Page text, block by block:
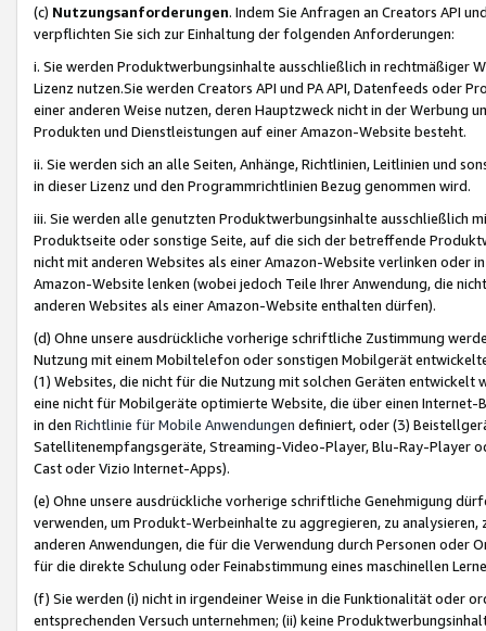
(c) Nutzungsanforderungen. Indem Sie Anfragen an Creators API
verpflichten Sie sich zur Einhaltung der folgenden Anforderungen:
i. Sie werden Produktwerbungsinhalte ausschließlich in rechtmäßiger
Lizenz nutzen.Sie werden Creators API und PA API, Datenfeeds oder
einer anderen Weise nutzen, deren Hauptzweck nicht in der Werbung
Produkten und Dienstleistungen auf einer Amazon-Website besteht.
ii. Sie werden sich an alle Seiten, Anhänge, Richtlinien, Leitlinien und
in dieser Lizenz und den Programmrichtlinien Bezug genommen wird.
iii. Sie werden alle genutzten Produktwerbungsinhalte ausschließlich
Produktseite oder sonstige Seite, auf die sich der betreffende
nicht mit anderen Websites als einer Amazon-Website verlinken oder
Amazon-Website lenken (wobei jedoch Teile Ihrer Anwendung, die
anderen Websites als einer Amazon-Website enthalten dürfen).
(d) Ohne unsere ausdrückliche vorherige schriftliche Zustimmung
Nutzung mit einem Mobiltelefon oder sonstigen Mobilgerät
(1) Websites, die nicht für die Nutzung mit solchen Geräten
eine nicht für Mobilgeräte optimierte Website, die über einen
in den Richtlinie für Mobile Anwendungen definiert, oder (3)
Satellitenempfangsgeräte, Streaming-Video-Player, Blu-Ray-Player
Cast oder Vizio Internet-Apps).
(e) Ohne unsere ausdrückliche vorherige schriftliche Genehmigung
verwenden, um Produkt-Werbeinhalte zu aggregieren, zu
anderen Anwendungen, die für die Verwendung durch Personen
für die direkte Schulung oder Feinabstimmung eines maschinellen
(f) Sie werden (i) nicht in irgendeiner Weise in die Funktionalität oder
entsprechenden Versuch unternehmen; (ii) keine